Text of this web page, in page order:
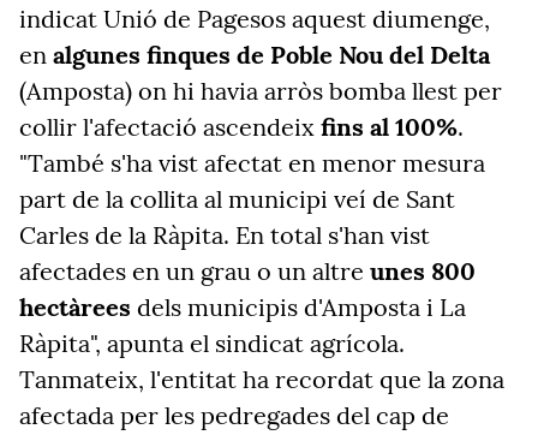
indicat Unió de Pagesos aquest diumenge,
en algunes finques de Poble Nou del Delta
(Amposta) on hi havia arròs bomba llest per
collir l'afectació ascendeix fins al 100%.
"També s'ha vist afectat en menor mesura
part de la collita al municipi veí de Sant
Carles de la Ràpita. En total s'han vist
afectades en un grau o un altre unes 800
hectàrees dels municipis d'Amposta i La
Ràpita", apunta el sindicat agrícola.
Tanmateix, l'entitat ha recordat que la zona
afectada per les pedregades del cap de